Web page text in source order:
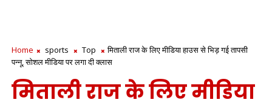
Home sports Top
मिताली राज के लिए मीडिया हाउस से भिड़ गई तापसी
पन्नू, सोशल मीडिया पर लगा दी क्लास
मिताली राज के लिए मीडिया